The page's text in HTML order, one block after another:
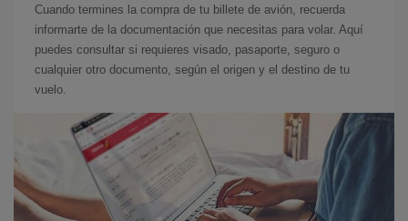
Cuando termines la compra de tu billete de avión, recuerda
informarte de la documentación que necesitas para volar. Aquí
puedes consultar si requieres visado, pasaporte, seguro o
cualquier otro documento, según el origen y el destino de tu
vuelo.